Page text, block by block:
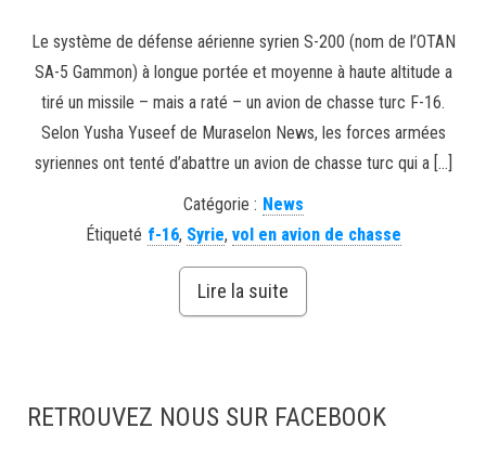
Le système de défense aérienne syrien S-200 (nom de l’OTAN
SA-5 Gammon) à longue portée et moyenne à haute altitude a
tiré un missile – mais a raté – un avion de chasse turc F-16.
Selon Yusha Yuseef de Muraselon News, les forces armées
syriennes ont tenté d’abattre un avion de chasse turc qui a […]
Catégorie : News
Étiqueté f-16, Syrie, vol en avion de chasse
Lire la suite
RETROUVEZ NOUS SUR FACEBOOK